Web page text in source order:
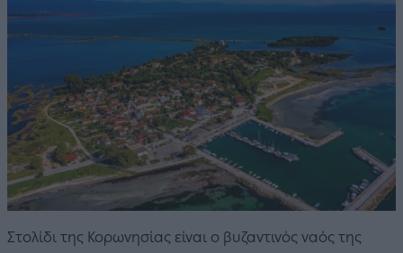
Στολίδι της Κορωνησίας είναι ο βυζαντινός ναός της